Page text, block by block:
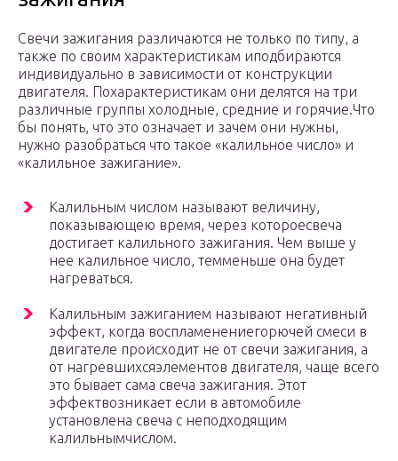
Свечи зажигания различаются не только по типу, а
также по своим характеристикам иподбираются
индивидуально в зависимости от конструкции
двигателя. Похарактеристикам они делятся на три
различные группы холодные, средние и горячие.Что
бы понять, что это означает и зачем они нужны,
нужно разобраться что такое «калильное число» и
«калильное зажигание».
Калильным числом называют величину,
показывающею время, через котороесвеча
достигает калильного зажигания. Чем выше у
нее калильное число, темменьше она будет
нагреваться.
Калильным зажиганием называют негативный
эффект, когда воспламенениегорючей смеси в
двигателе происходит не от свечи зажигания, а
от нагревшихсяэлементов двигателя, чаще всего
это бывает сама свеча зажигания. Этот
эффектвозникает если в автомобиле
установлена свеча с неподходящим
калильнымчислом.